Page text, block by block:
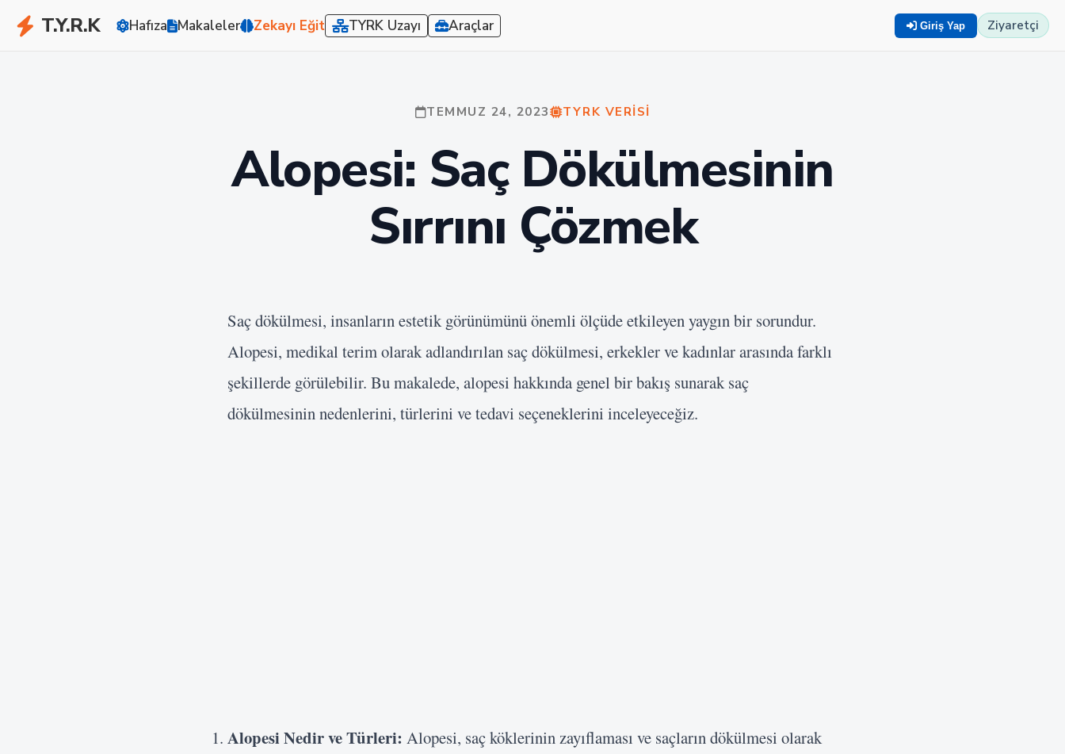
T.Y.R.K Hafıza Makaleler Zekayı Eğit TYRK Uzayı Araçlar Giriş Yap Ziyaretçi
TEMMUZ 24, 2023 TYRK VERISI
Alopesi: Saç Dökülmesinin
Sırrını Çözmek
Saç dökülmesi, insanların estetik görünümünü önemli ölçüde etkileyen yaygın bir sorundur.
Alopesi, medikal terim olarak adlandırılan saç dökülmesi, erkekler ve kadınlar arasında farklı
şekillerde görülebilir. Bu makalede, alopesi hakkında genel bir bakış sunarak saç
dökülmesinin nedenlerini, türlerini ve tedavi seçeneklerini inceleyeceğiz.
Alopesi Nedir ve Türleri: Alopesi, saç köklerinin zayıflaması ve saçların dökülmesi olarak